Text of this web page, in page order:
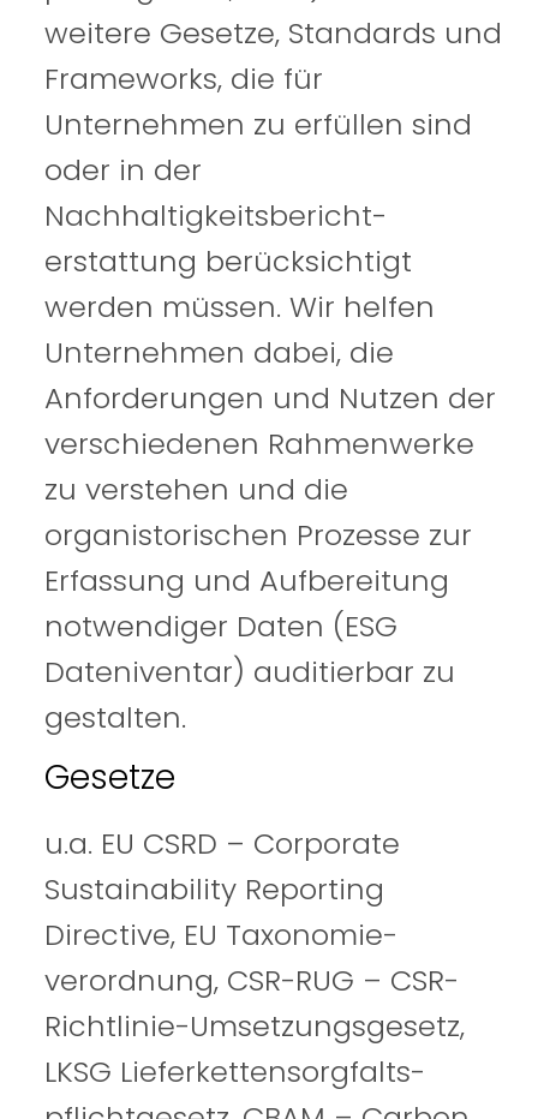
weitere Gesetze, Standards und
Frameworks, die für
Unternehmen zu erfüllen sind
oder in der
Nachhaltigkeitsbericht-
erstattung berücksichtigt
werden müssen. Wir helfen
Unternehmen dabei, die
Anforderungen und Nutzen der
verschiedenen Rahmenwerke
zu verstehen und die
organistorischen Prozesse zur
Erfassung und Aufbereitung
notwendiger Daten (ESG
Dateniventar) auditierbar zu
gestalten.
Gesetze
u.a. EU CSRD – Corporate
Sustainability Reporting
Directive, EU Taxonomie-
verordnung, CSR-RUG – CSR-
Richtlinie-Umsetzungsgesetz,
LKSG Lieferkettensorgfalts-